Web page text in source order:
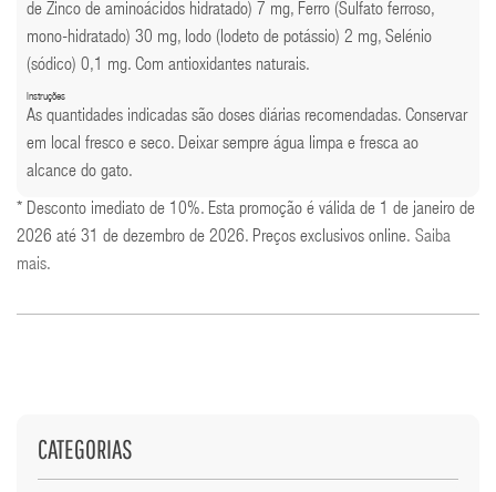
de Zinco de aminoácidos hidratado) 7 mg, Ferro (Sulfato ferroso,
mono-hidratado) 30 mg, Iodo (Iodeto de potássio) 2 mg, Selénio
(sódico) 0,1 mg. Com antioxidantes naturais.
Instruções
As quantidades indicadas são doses diárias recomendadas. Conservar
em local fresco e seco. Deixar sempre água limpa e fresca ao
alcance do gato.
* Desconto imediato de 10%. Esta promoção é válida de 1 de janeiro de
2026 até 31 de dezembro de 2026. Preços exclusivos online. Saiba
mais.
CATEGORIAS